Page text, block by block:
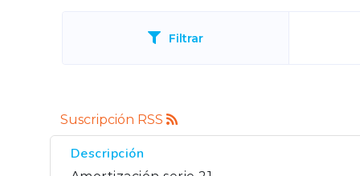
Filtrar
Suscripción RSS
Descripción